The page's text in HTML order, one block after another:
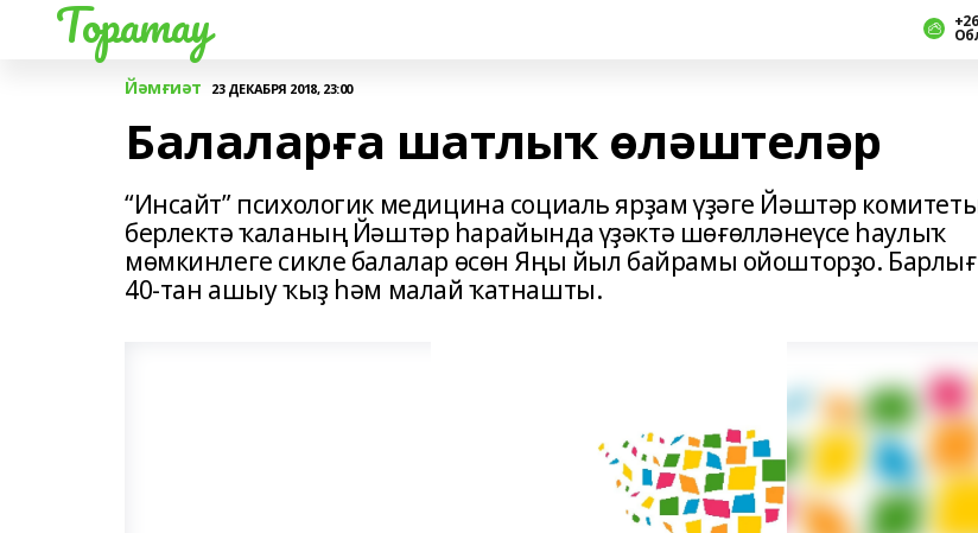
Торатау
Йәмғиәт 23 ДЕКАБРЯ 2018, 23:00
Балаларға шатлыҡ өләштеләр
“Инсайт” психологик медицина социаль ярҙам үҙәге Йәштәр
берлектә ҡаланың Йәштәр һарайында үҙәктә шөғөлләнеүсе һаулыҡ
мөмкинлеге сикле балалар өсөн Яңы йыл байрамы ойошторҙо.
40-тан ашыу ҡыҙ һәм малай ҡатнашты.